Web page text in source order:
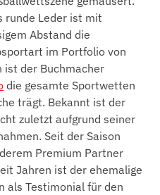
runde Leder ist mit
Abstand die
im Portfolio von
ist der Buchmacher
die gesamte Sportwetten
trägt. Bekannt ist der
zuletzt aufgrund seiner
Seit der Saison
Premium Partner
Jahren ist der ehemalige
als Testimonial für den